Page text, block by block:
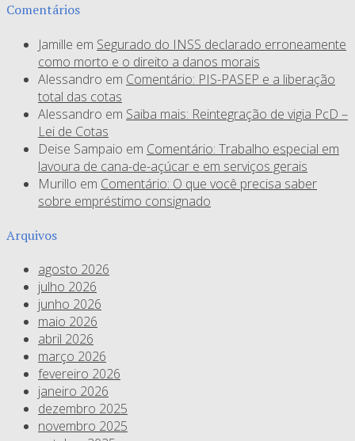
Comentários
Jamille em Segurado do INSS declarado erroneamente
como morto e o direito a danos morais
Alessandro em Comentário: PIS-PASEP e a liberação
total das cotas
Alessandro em Saiba mais: Reintegração de vigia PcD –
Lei de Cotas
Deise Sampaio em Comentário: Trabalho especial em
lavoura de cana-de-açúcar e em serviços gerais
Murillo em Comentário: O que você precisa saber
sobre empréstimo consignado
Arquivos
agosto 2026
julho 2026
junho 2026
maio 2026
abril 2026
março 2026
fevereiro 2026
janeiro 2026
dezembro 2025
novembro 2025